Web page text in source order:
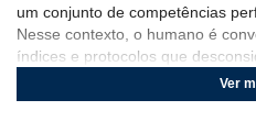
um conjunto de competências
Nesse contexto, o humano é
índices e protocolos que
existência, transformando a
vigilância e produtividade. A
Ver